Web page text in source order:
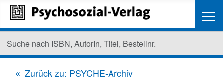
Zurück zu: PSYCHE-Archiv
≡